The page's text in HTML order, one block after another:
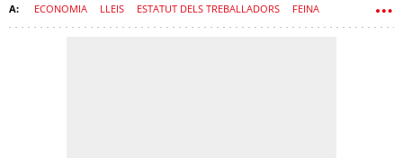
ECONOMIA LLEIS ESTATUT DELS TREBALLADORS FEINA